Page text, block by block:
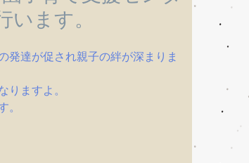
います。
発達が促され親子の絆が深まりま
りますよ。
。